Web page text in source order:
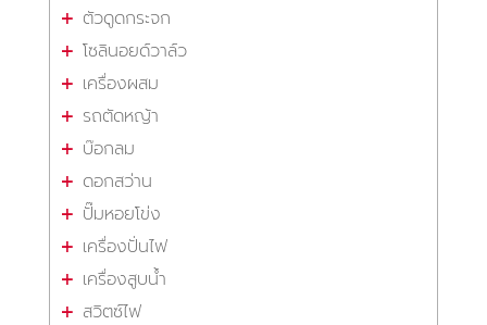
ตัวดูดกระจก
โซลินอยด์วาล์ว
เครื่องผสม
รถตัดหญ้า
บ๊อกลม
ดอกสว่าน
ปั๊มหอยโข่ง
เครื่องปั่นไฟ
เครื่องสูบน้ำ
สวิตซ์ไฟ